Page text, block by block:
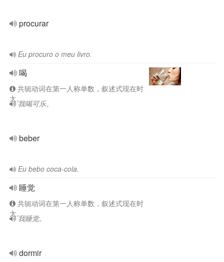
procurar
Eu procuro o meu livro.
喝
共轭动词在第一人称单数，叙述式现在时
太。我喝可乐。
beber
Eu bebo coca-cola.
睡觉
共轭动词在第一人称单数，叙述式现在时
太。我睡觉。
dormir